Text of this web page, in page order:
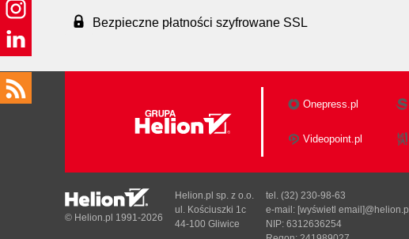
Bezpieczne płatności szyfrowane SSL
Onepress.pl
Videopoint.pl
© Helion.pl 1991-2026
Helion.pl sp. z o.o.
ul. Kościuszki 1c
44-100 Gliwice
tel. (32) 230-98-63
e-mail: [wyświetl email]@helion.pl
NIP: 6312636254